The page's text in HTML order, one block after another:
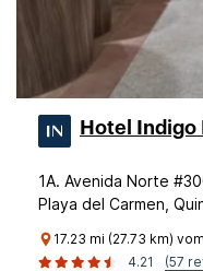
Hotel Indigo
1A. Avenida Norte
Playa del Carmen,
17.23 mi (27.73 km)
4.21
(57